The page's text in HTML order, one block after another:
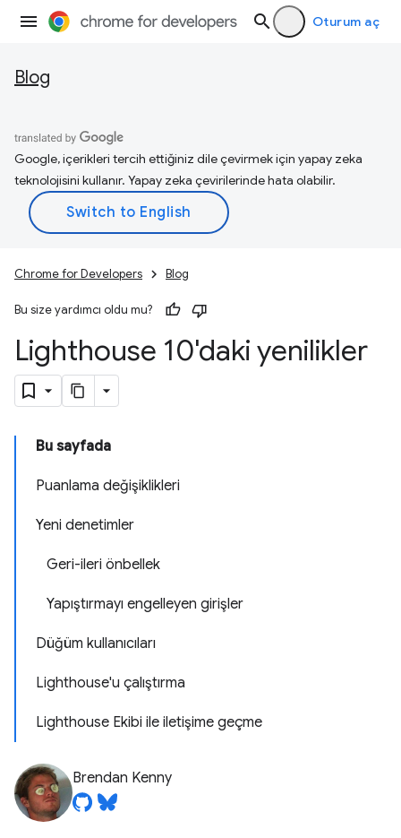
Oturum aç
Blog
Google, içerikleri tercih ettiğiniz dile çevirmek için yapay zeka
teknolojisini kullanır. Yapay zeka çevirilerinde hata olabilir.
Chrome for Developers Blog
Bu size yardımcı oldu mu?
Lighthouse 10'daki yenilikler
Bu sayfada
Puanlama değişiklikleri
Yeni denetimler
Geri-ileri önbellek
Yapıştırmayı engelleyen girişler
Düğüm kullanıcıları
Lighthouse'u çalıştırma
Lighthouse Ekibi ile iletişime geçme
Brendan Kenny